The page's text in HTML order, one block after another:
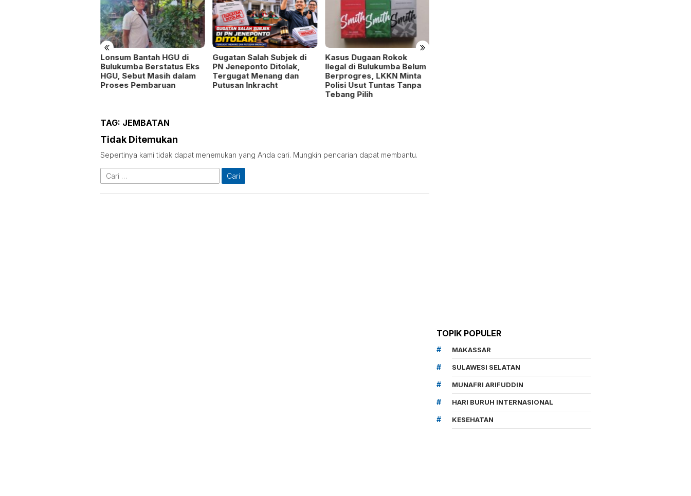
« »
Lonsum Bantah HGU di
Bulukumba Berstatus Eks
HGU, Sebut Masih dalam
Proses Pembaruan
Gugatan Salah Subjek di
PN Jeneponto Ditolak,
Tergugat Menang dan
Putusan Inkracht
Kasus Dugaan Rokok
Ilegal di Bulukumba Belum
Berprogres, LKKN Minta
Polisi Usut Tuntas Tanpa
Tebang Pilih
TAG: JEMBATAN
Tidak Ditemukan
Sepertinya kami tidak dapat menemukan yang Anda cari. Mungkin pencarian dapat membantu.
Cari
untuk:
TOPIK POPULER
MAKASSAR
SULAWESI SELATAN
MUNAFRI ARIFUDDIN
HARI BURUH INTERNASIONAL
KESEHATAN